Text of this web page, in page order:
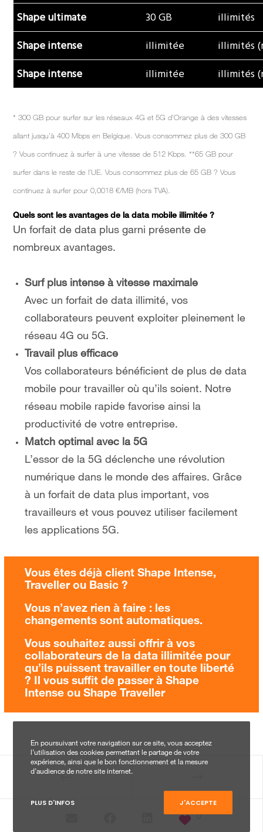
Shape ultimate 30 GB
illimités
Shape intense
illimitée
illimités
Shape intense
illimitée illimités
* 300 GB pour surfer sur les réseaux 4G et 5G d’Orange à des vitesses
allant jusqu’à 400 Mbps en Belgique. Vous consommez plus de 300 GB
? Vous continuez à surfer à une vitesse de 512 Kbps. **65 GB pour
surfer dans le reste de l’UE. Vous consommez plus de 65 GB ? Vous
continuez à surfer pour 0,0018 €/MB (hors TVA).
Quels sont les avantages de la data mobile illimitée ?
Un forfait de data plus garni présente de
nombreux avantages.
Surf plus intense à vitesse maximale
Avec un forfait de data illimité, vos
collaborateurs peuvent exploiter pleinement le
réseau 4G ou 5G.
Travail plus efficace
Vos collaborateurs bénéficient de plus de data
mobile pour travailler où qu’ils soient. Notre
réseau mobile rapide favorise ainsi la
productivité de votre entreprise.
Match optimal avec la 5G
L’essor de la 5G déclenche une révolution
numérique dans le monde des affaires. Grâce
à un forfait de data plus important, vos
travailleurs et vous pouvez utiliser facilement
les applications 5G.
Vous êtes déjà client Shape Intense,
Traveller ou Basic ?
Vous n’avez rien à faire : les
changements sont automatiques.
Vous souhaitez aussi offrir à vos
collaborateurs de la data illimitée pour
qu’ils puissent travailler en toute liberté
? Il vous suffit de passer à Shape
Intense ou Shape Traveller
0
En poursuivant votre navigation sur ce site, vous acceptez
l’utilisation des cookies permettant le partage de votre
expérience, ainsi que le bon fonctionnement et la mesure
d’audience de notre site internet.
PLUS D'INFOS J'ACCEPTE